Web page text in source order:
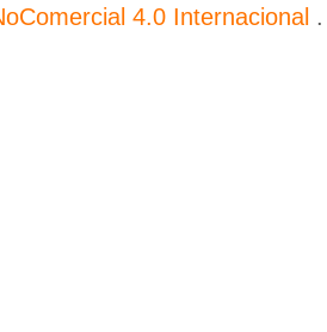
4.0 Internacional .